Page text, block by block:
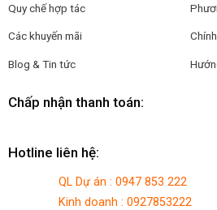
Quy chế hợp tác
Các khuyến mãi
Blog & Tin tức
Chấp nhận thanh toán:
Hotline liên hệ:
QL Dự án : 0947 853 222
Kinh doanh : 0927853222